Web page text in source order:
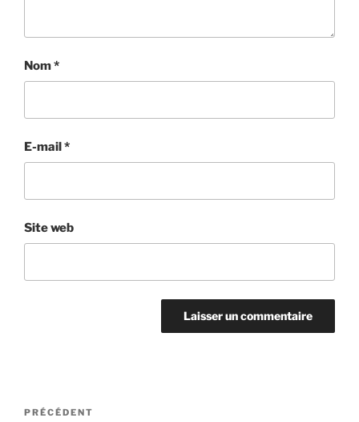
Nom*
E-mail*
Site web
Navigation
Article
PRÉCÉDENT